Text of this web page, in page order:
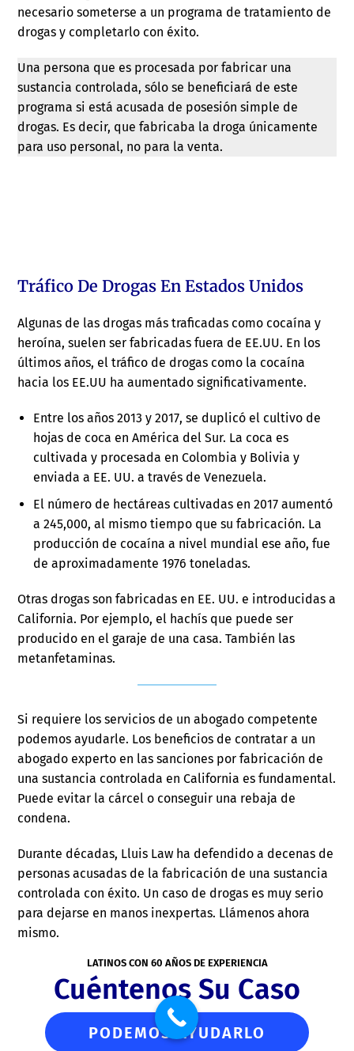
necesario someterse a un programa de tratamiento de
drogas y completarlo con éxito.
Una persona que es procesada por fabricar una
sustancia controlada, sólo se beneficiará de este
programa si está acusada de posesión simple de
drogas. Es decir, que fabricaba la droga únicamente
para uso personal, no para la venta.
Tráfico De Drogas En Estados Unidos
Algunas de las drogas más traficadas como cocaína y
heroína, suelen ser fabricadas fuera de EE.UU. En los
últimos años, el tráfico de drogas como la cocaína
hacia los EE.UU ha aumentado significativamente.
Entre los años 2013 y 2017, se duplicó el cultivo de
hojas de coca en América del Sur. La coca es
cultivada y procesada en Colombia y Bolivia y
enviada a EE. UU. a través de Venezuela.
El número de hectáreas cultivadas en 2017 aumentó
a 245,000, al mismo tiempo que su fabricación. La
producción de cocaína a nivel mundial ese año, fue
de aproximadamente 1976 toneladas.
Otras drogas son fabricadas en EE. UU. e introducidas a
California. Por ejemplo, el hachís que puede ser
producido en el garaje de una casa. También las
metanfetaminas.
Si requiere los servicios de un abogado competente
podemos ayudarle. Los beneficios de contratar a un
abogado experto en las sanciones por fabricación de
una sustancia controlada en California es fundamental.
Puede evitar la cárcel o conseguir una rebaja de
condena.
Durante décadas, Lluis Law ha defendido a decenas de
personas acusadas de la fabricación de una sustancia
controlada con éxito. Un caso de drogas es muy serio
para dejarse en manos inexpertas. Llámenos ahora
mismo.
LATINOS CON 60 AÑOS DE EXPERIENCIA
Cuéntenos Su Caso
PODEMOS AYUDARLO